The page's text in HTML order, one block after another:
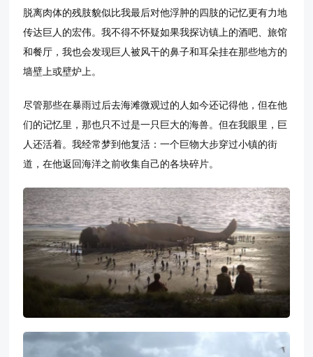
脱离肉体的残肢貌似比我最后对他浮肿的四肢的记忆更有力地
传达巨人的宏伟。我不得不怀疑如果我探访镇上的酒吧、旅馆
和餐厅，我也会发现巨人被风干的鼻子和耳朵挂在那些地方的
墙壁上或壁炉上。
尽管那些在暴雨过后去海滩微观过的人如今还记得他，但在他
们的记忆里，那也只不过是一只巨大的海兽。但在我眼里，巨
人还活着。我经常梦到他复活：一个巨物大步穿过小镇的街
道，在他返回海洋之前收集自己的各块碎片。